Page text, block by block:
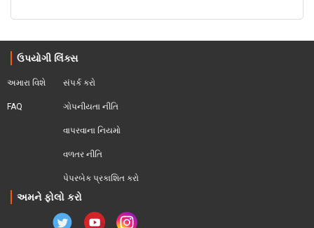
ઉપયોગી લિંક્સ
અમારા વિશે
FAQ
સંપર્ક કરો
ગોપનીયતા નીતિ
વાપરવાના નિયમો
વળતર નીતિ
પેપરબેક પ્રકાશિત કરો
અમને ફોલો કરો